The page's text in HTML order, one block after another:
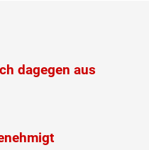
dagegen aus